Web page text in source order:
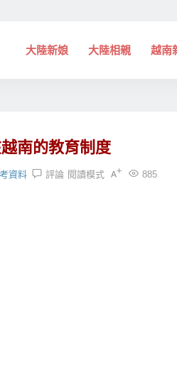
大陸新娘 大陸相親 越南
南的教育制度
資料 評論 885
閱讀模式